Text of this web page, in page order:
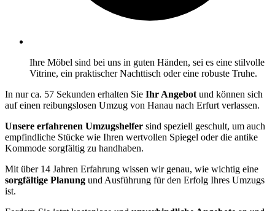
Ihre Möbel sind bei uns in guten Händen, sei es eine stilvolle
Vitrine, ein praktischer Nachttisch oder eine robuste Truhe.
In nur ca. 57 Sekunden erhalten Sie Ihr Angebot und können sich
auf einen reibungslosen Umzug von Hanau nach Erfurt verlassen.
Unsere erfahrenen Umzugshelfer sind speziell geschult, um auch
empfindliche Stücke wie Ihren wertvollen Spiegel oder die antike
Kommode sorgfältig zu handhaben.
Mit über 14 Jahren Erfahrung wissen wir genau, wie wichtig eine
sorgfältige Planung und Ausführung für den Erfolg Ihres Umzugs
ist.